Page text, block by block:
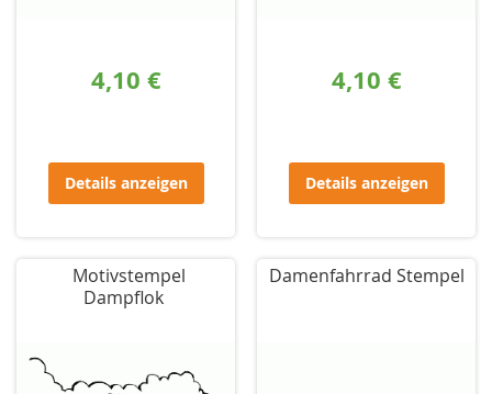
4,10 €
Details anzeigen
4,10 €
Details anzeigen
Motivstempel
Dampflok
Damenfahrrad Stempel